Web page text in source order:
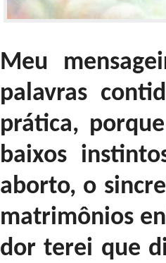
Meu
palavras
prática,
baixos
aborto, o
matrimônios
dor terei que